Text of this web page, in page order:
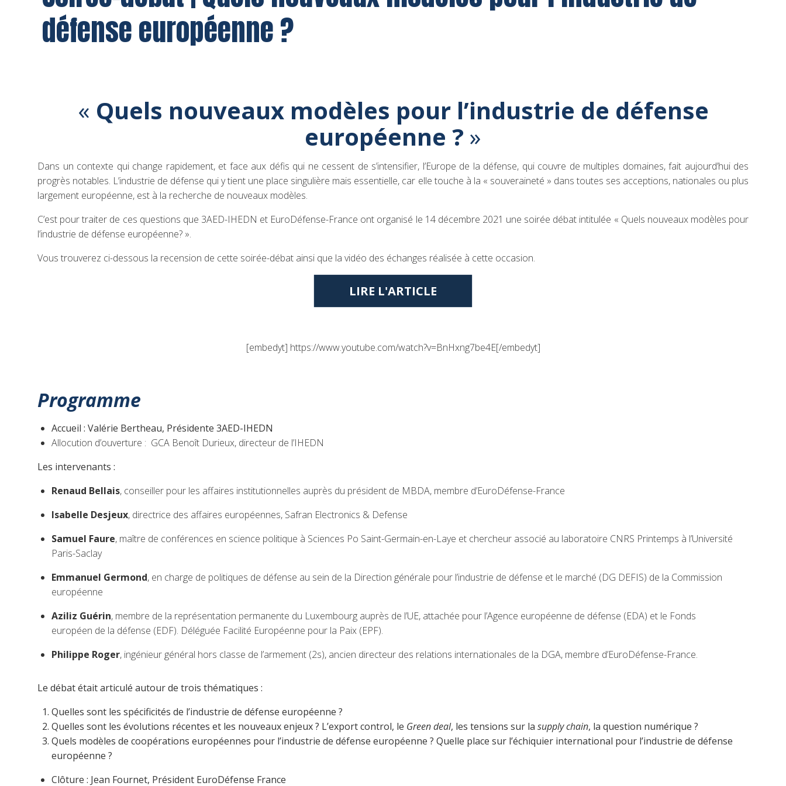
défense européenne ?
« Quels nouveaux modèles pour l’industrie de défense
européenne ? »
Dans un contexte qui change rapidement, et face aux défis qui ne cessent de s’intensifier, l’Europe de la défense, qui couvre de multiples domaines, fait aujourd’hui des
progrès notables. L’industrie de défense qui y tient une place singulière mais essentielle, car elle touche à la « souveraineté » dans toutes ses acceptions, nationales ou plus
largement européenne, est à la recherche de nouveaux modèles.
C’est pour traiter de ces questions que 3AED-IHEDN et EuroDéfense-France ont organisé le 14 décembre 2021 une soirée débat intitulée « Quels nouveaux modèles pour
l’industrie de défense européenne? ».
Vous trouverez ci-dessous la recension de cette soirée-débat ainsi que la vidéo des échanges réalisée à cette occasion.
LIRE L'ARTICLE
[embedyt] https://www.youtube.com/watch?v=BnHxng7be4E[/embedyt]
Programme
Accueil : Valérie Bertheau, Présidente 3AED-IHEDN
Allocution d’ouverture : GCA Benoît Durieux, directeur de l’IHEDN
Les intervenants :
Renaud Bellais, conseiller pour les affaires institutionnelles auprès du président de MBDA, membre d’EuroDéfense-France
Isabelle Desjeux, directrice des affaires européennes, Safran Electronics & Defense
Samuel Faure, maître de conférences en science politique à Sciences Po Saint-Germain-en-Laye et chercheur associé au laboratoire CNRS Printemps à l’Université
Paris-Saclay
Emmanuel Germond, en charge de politiques de défense au sein de la Direction générale pour l’industrie de défense et le marché (DG DEFIS) de la Commission
européenne
Aziliz Guérin, membre de la représentation permanente du Luxembourg auprès de l’UE, attachée pour l’Agence européenne de défense (EDA) et le Fonds
européen de la défense (EDF). Déléguée Facilité Européenne pour la Paix (EPF).
Philippe Roger, ingénieur général hors classe de l’armement (2s), ancien directeur des relations internationales de la DGA, membre d’EuroDéfense-France.
Le débat était articulé autour de trois thématiques :
Quelles sont les spécificités de l’industrie de défense européenne ?
Quelles sont les évolutions récentes et les nouveaux enjeux ? L’export control, le Green deal, les tensions sur la supply chain, la question numérique ?
Quels modèles de coopérations européennes pour l’industrie de défense européenne ? Quelle place sur l’échiquier international pour l’industrie de défense
européenne ?
Clôture : Jean Fournet, Président EuroDéfense France